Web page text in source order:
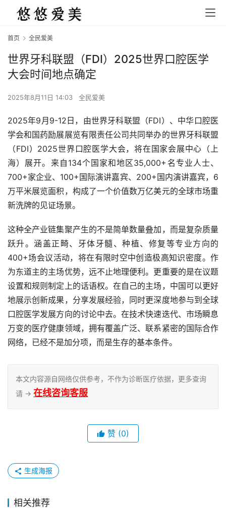
首页 全民爱美
世界牙科联盟（FDI）2025世界口腔医学
大会时间地点确定
2025年8月11日 14:03 全民爱美
2025年9月9-12日，由世界牙科联盟（FDI）、中华口腔医
学会和国药励展展览有限责任公司共同举办的世界牙科联盟
（FDI）2025世界口腔医学大会，将在国家会展中心（上
海）展开。来自134个国家和地区35,000+名专业人士、
700+家企业、100+国际演讲嘉宾、200+国内演讲嘉宾，6
万平米展览面积，构成了一个价值数万亿美元的全球市场重
新洗牌的见证场景。
这种全产业链集聚产生的不是简单数量叠加，而是复杂质量
跃升。涵盖正畸、牙体牙髓、种植、修复等专业方向的
400+场会议活动，将在有限时空中创造极高知识密度。作
为东道主的主场优势，远不止地理便利。更重要的是在议题
设置和规则制定上的话语权。在自己的主场，中国可以更好
地展示创新成果，分享发展经验，同时更深度地参与到全球
口腔医学发展方向的讨论中去。在技术快速迭代、市场瞬息
万变的医疗健康领域，拥有覆盖广泛、联系紧密的国际合作
网络，已经不是加分项，而是生存的基本条件。
本文内容源自网络仅供参考，不作为诊断医疗依据，更多查询
请 → 在线咨询客服
赞 (0)
生成海报
相关推荐